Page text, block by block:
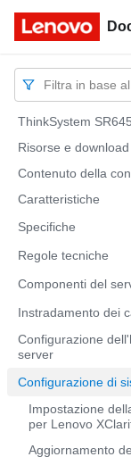
Filtra in base
ThinkSystem
Risorse e download
Contenuto della
Caratteristiche
Specifiche
Regole tecniche
Componenti del
Instradamento dei
Configurazione
server
Configurazione di
Impostazione
per Lenovo
Aggiornamento